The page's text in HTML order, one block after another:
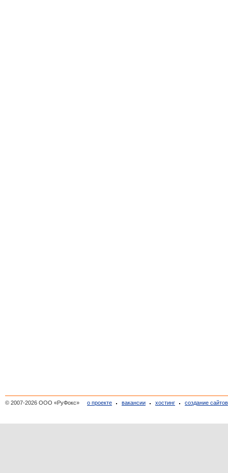
© 2007-2026 ООО «РуФокс» о проекте вакансии хостинг создание сайтов